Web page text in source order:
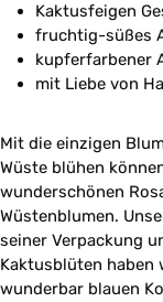
Kaktusfeigen
fruchtig-süßes
kupferfarbener
mit Liebe von
Mit die einzigen
Wüste blühen
wunderschönen
Wüstenblumen.
seiner Verpackung
Kaktusblüten haben
wunderbar blauen